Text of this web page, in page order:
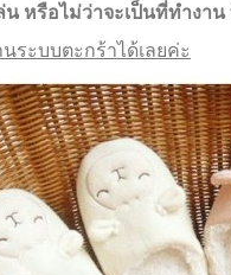
น หรือไม่ว่าจะเป็นที่ทำงา
ระบบตะกร้าได้เลยค่ะ